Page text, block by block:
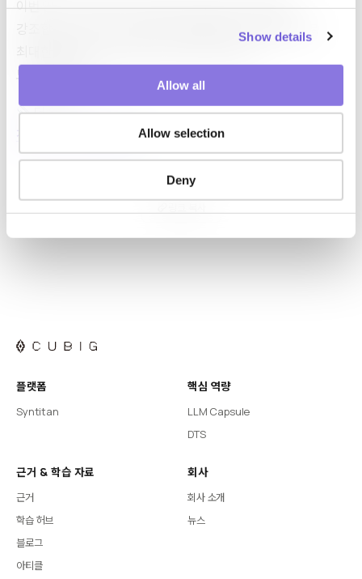
Show details
Allow all
Allow selection
Deny
이번 인식은 CUBIG의 기술적 우수성과 시장 가치를
강조합니다. 우리는 기업이 데이터를 안전하고 효율적으로
노력하겠습니다.
더 읽기
전체 기사 읽기(클릭)
플랫폼
Syntitan
핵심 역량
LLM Capsule
DTS
근거 & 학습 자료
근거
학습 허브
블로그
아티클
회사
회사 소개
뉴스